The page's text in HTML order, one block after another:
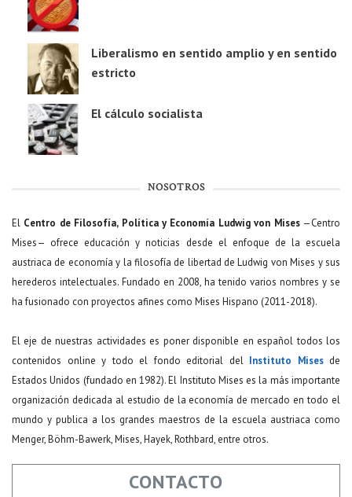
Liberalismo en sentido amplio y en sentido
estricto
El cálculo socialista
NOSOTROS
El Centro de Filosofía, Política y Economía Ludwig von Mises—Centro
Mises— ofrece educación y noticias desde el enfoque de la escuela
austriaca de economía y la filosofía de libertad de Ludwig von Mises y sus
herederos intelectuales. Fundado en 2008, ha tenido varios nombres y se
ha fusionado con proyectos afines como Mises Hispano (2011-2018).
El eje de nuestras actividades es poner disponible en español todos los
contenidos online y todo el fondo editorial del Instituto Misesde
Estados Unidos (fundado en 1982). El Instituto Mises es la más importante
organización dedicada al estudio de la economía de mercado en todo el
mundo y publica a los grandes maestros de la escuela austriaca como
Menger, Böhm-Bawerk, Mises, Hayek, Rothbard, entre otros.
CONTACTO